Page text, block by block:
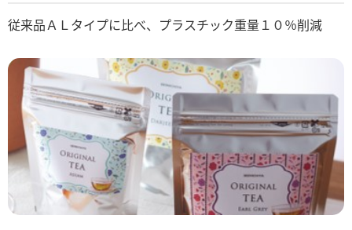
従来品ＡＬタイプに比べ、プラスチック重量１０％削減